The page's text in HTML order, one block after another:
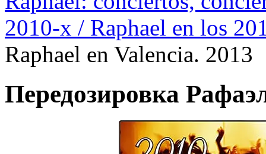
2010-х / Raphael en los
Raphael en Valencia. 2013
Передозировка